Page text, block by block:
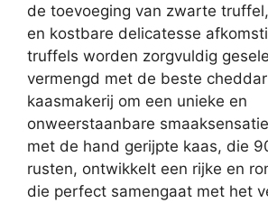
de toevoeging van zwarte
en kostbare delicatesse
truffels worden zorgvuldig
vermengd met de beste
kaasmakerij om een unieke en
onweerstaanbare
met de hand gerijpte kaas, die
rusten, ontwikkelt een rijke en
die perfect samengaat met het